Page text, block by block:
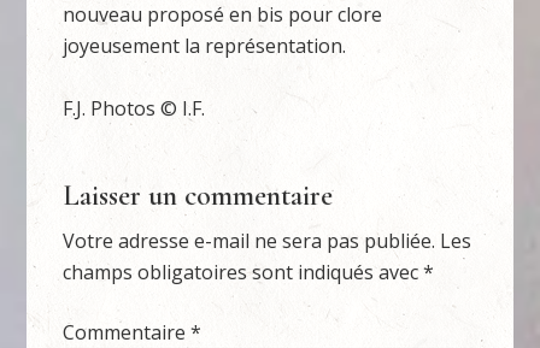
nouveau proposé en bis pour clore
joyeusement la représentation.
F.J. Photos © I.F.
Laisser un commentaire
Votre adresse e-mail ne sera pas publiée. Les
champs obligatoires sont indiqués avec*
Commentaire*